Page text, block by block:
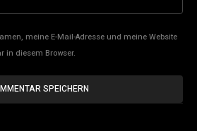
meine E-Mail-Adresse und meine Website
in diesem Browser.